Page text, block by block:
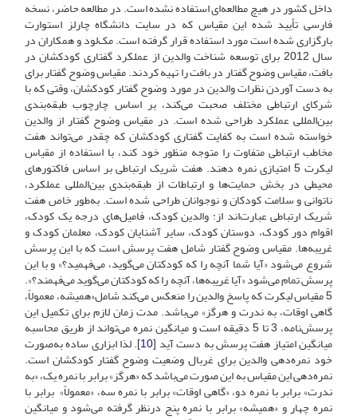
داخل کشور در هیچ مطالعه‌ای استفاده نشده است. در مطالعه حاضر، نسخه
فارسی تأیید شده این مقیاس که در سایت دانشگاه چارلز استوارت
بارگزاری شده است مورد استفاده قرار گرفته است. مک‌لود و همکاران در
سال 2012 برای توسعه شناخت والدین از عملکرد گفتاری کودکشان در
بافت، مقیاس وضوح گفتار در بافت را تهیه کردند. مقیاس وضوح گفتار برای
به دست آوردن نظرات والدین در مورد وضوح گفتار کودکشان، وقتی که با
شرکای ارتباطی مختلف صحبت می‌کند، بر اساس چارچوب طبقه‌بندی
بین‌المللی عملکرد طراحی شده است. در مقیاس وضوح گفتار از والدین
خواسته شده است به کفایت گفتاری کودکشان که چقدر می‌تواند هفت
مخاطب ارتباطی متفاوت را متوجه منظور خود کند، با استفاده از مقیاس
لیکرت 5 امتیازی نمره دهند. هفت شریک ارتباطی بر اساس فاکتورهای
محیطی در بخش حمایت‌ها و ارتباطات از طبقه‌بندی بین‌المللی عملکرد،
ناتوانی و سلامت کودکان و نوجوانان طراحی شده است. به‌طور خاص هفت
شریک ارتباطی عبارت‌اند از: والدین کودک، فامیل‌های درجه یک کودک،
اقوام دور کودک، دوستان کودک، سایر آشنایان کودک، معلمان کودک و
غریبه‌ها. مقیاس وضوح گفتار شامل هفت پرسش است که با این پرسش
شروع می‌شود «آیا شما آنچه را که کودکتان می‌گوید، می‌فهمید؟» و با این
پرسش تمام می‌شود «آیا غریبه‌ها، آنچه را که کودکتان می‌گوید می‌فهمند؟».
5 مقیاس لیکرت که پاسخ والدین را منعکس می‌کند شامل«همیشه، معمولاً،
گاهی اوقات، به ندرت و هرگز» می‌باشد. مدت زمان لازم برای تکمیل این
پرسش‌نامه، 3 تا 5 دقیقه است و میانگین نمره می‌تواند از طریق محاسبه
میانگین امتیاز هفت پرسش به دست آید [10]. لذا ابزاری ساده به‌صورت
خود نمره‌دهی والدین برای غربال وضعیت وضوح گفتار کودکشان است.
نمره‌دهی این مقیاس به این صورت می‌باشد که «هرگز» برابر با نمره یک، «به
ندرت» برابر با نمره دو، «گاهی اوقات» برابر با نمره سه، «معمولاً» برابر با
نمره چهار و «همیشه» برابر با نمره پنج درنظر گرفته می‌شود و میانگین